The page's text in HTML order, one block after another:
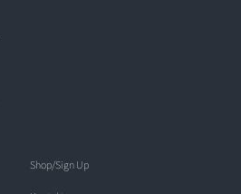
Shop/Sign Up